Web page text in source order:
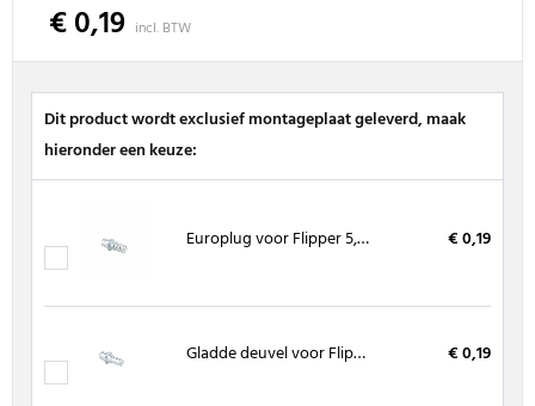
€ 0,19 incl. BTW
Dit product wordt exclusief montageplaat geleverd, maak
hieronder een keuze:
Europlug voor Flipper 5,8 x 19,6 mm € 0,19
Gladde deuvel voor Flipper 5 x 8,5 mm € 0,19